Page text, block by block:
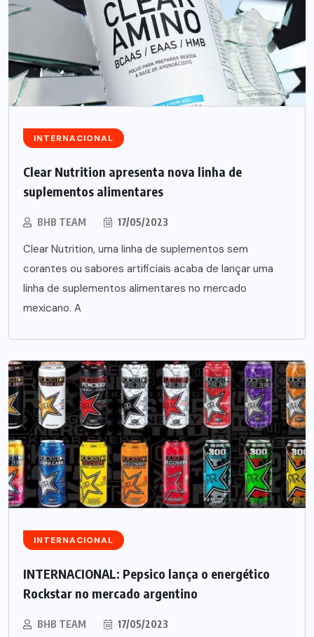
INTERNACIONAL
Clear Nutrition apresenta nova linha de
suplementos alimentares
BHB TEAM 17/05/2023
Clear Nutrition, uma linha de suplementos sem
corantes ou sabores artificiais acaba de lançar uma
linha de suplementos alimentares no mercado
mexicano. A
INTERNACIONAL
INTERNACIONAL: Pepsico lança o energético
Rockstar no mercado argentino
BHB TEAM 17/05/2023